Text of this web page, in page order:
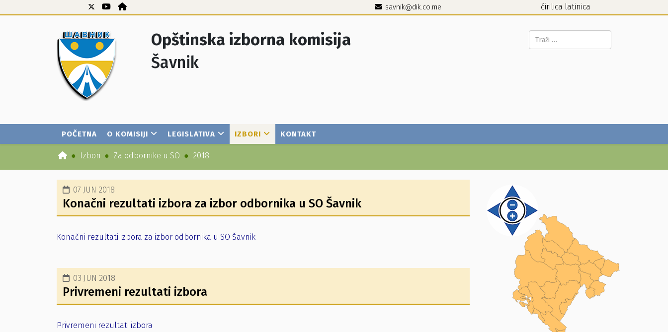
savnik@dik.co.me ćirilica latinica
Opštinska izborna komisija
Šavnik
Pretraga...
POČETNA O KOMISIJI LEGISLATIVA IZBORI KONTAKT
Izbori Za odbornike u SO 2018
07 JUN 2018
Konačni rezultati izbora za izbor odbornika u SO Šavnik
Konačni rezultati izbora za izbor odbornika u SO Šavnik
03 JUN 2018
Privremeni rezultati izbora
Privremeni rezultati izbora